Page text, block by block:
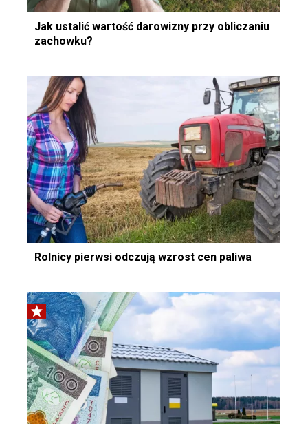
Jak ustalić wartość darowizny przy obliczaniu
zachowku?
Rolnicy pierwsi odczują wzrost cen paliwa